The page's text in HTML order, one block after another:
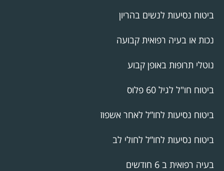
ביטוח נסיעות לנשים בהריון
נכות או בעיה רפואית קבועה
נוטלי תרופות באופן קבוע
ביטוח חו"ל לגיל 60 פלוס
ביטוח נסיעות לחו”ל לאחר אשפוז
ביטוח נסיעות לחו”ל לחולי לב
בעיה רפואית ב 6 חודשים